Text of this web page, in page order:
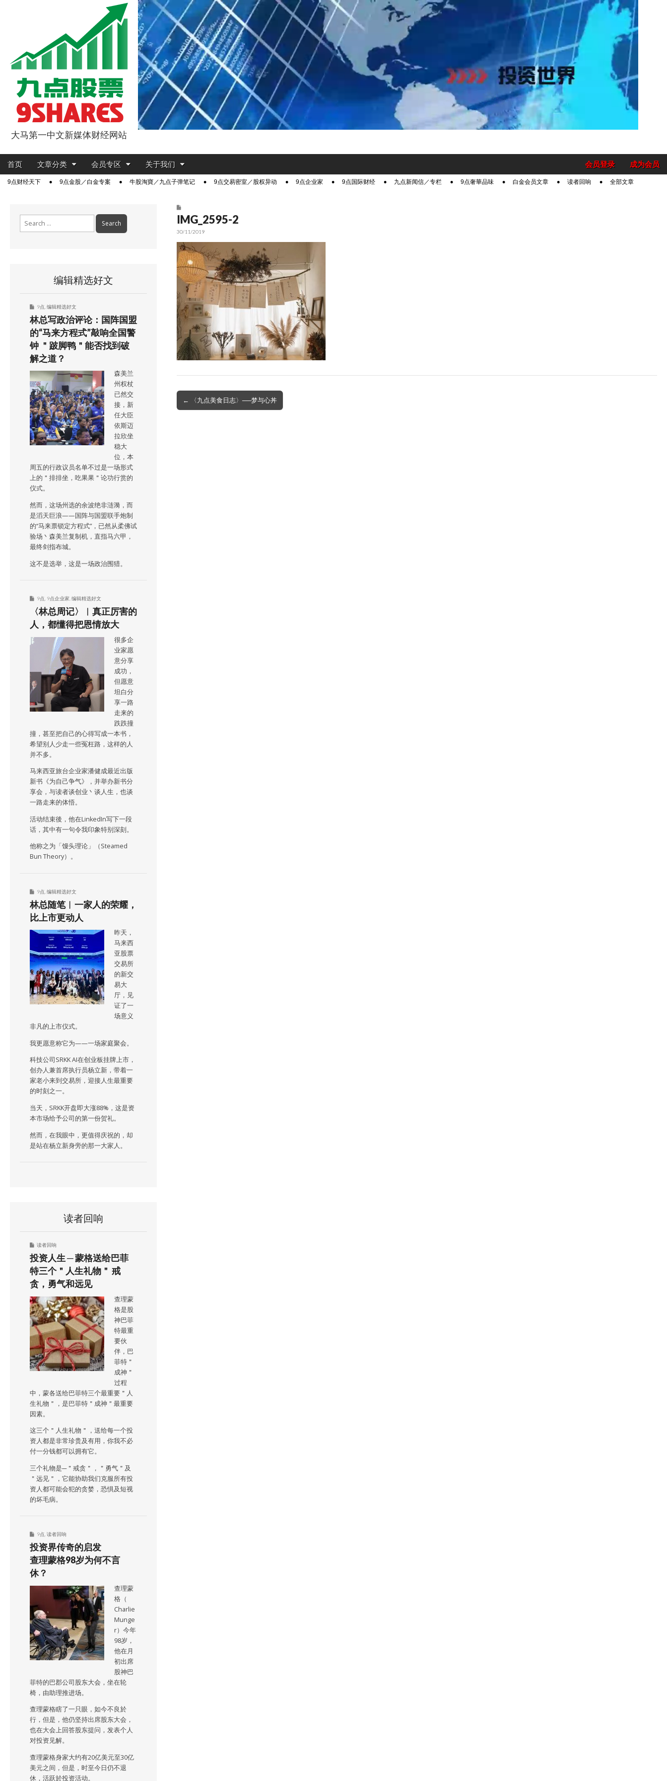
9点股票
大马第一中文新媒体财经网站
Main
Skip
content
首页 文章分类 会员专区 关于我们 成为会员
会员登录
Sub9点财经天下 9点金股／白金专案 牛股淘寶／九点子弹笔记 9点交易密室／股权异动 9点企业家 9点国际财经 九点新闻信／专栏 9点奢華品味 白金会员文章 读者回响 全部文章
IMG_2595-2
30/11/2019
navigation
← 〈九点美食日志〉──梦与心丼
编辑精选好文
9点 编辑精选好文
林总写政治评论：国阵国盟
的“马来方程式”敲响全国警
钟 ＂跛脚鸭＂能否找到破
解之道？
森美兰
州权杖
已然交
接，新
任大臣
依斯迈
拉欣坐
稳大
位，本
周五的行政议员名单不过是一场形式
上的＂排排坐，吃果果＂论功行赏的
仪式。
然而，这场州选的余波绝非涟漪，而
是滔天巨浪——国阵与国盟联手炮制
的“马来票锁定方程式”，已然从柔佛试
验场丶森美兰复制机，直指马六甲，
最终剑指布城。
这不是选举，这是一场政治围猎。
9点 9点企业家 编辑精选好文
〈林总周记〉︱真正厉害的
人，都懂得把恩情放大
很多企
业家愿
意分享
成功，
但愿意
坦白分
享一路
走来的
跌跌撞
撞，甚至把自己的心得写成一本书，
希望别人少走一些冤枉路，这样的人
并不多。
马来西亚旅台企业家潘健成最近出版
新书《为自己争气》，并举办新书分
享会，与读者谈创业丶谈人生，也谈
一路走来的体悟。
活动结束後，他在LinkedIn写下一段
话，其中有一句令我印象特别深刻。
他称之为「馒头理论」（Steamed
Bun Theory）。
9点 编辑精选好文
林总随笔︱一家人的荣耀，
比上市更动人
昨天，
马来西
亚股票
交易所
的新交
易大
厅，见
证了一
场意义
非凡的上市仪式。
我更愿意称它为——一场家庭聚会。
科技公司SRKK AI在创业板挂牌上市，
创办人兼首席执行员杨立新，带着一
家老小来到交易所，迎接人生最重要
的时刻之一。
当天，SRKK开盘即大涨88%，这是资
本市场给予公司的第一份贺礼。
然而，在我眼中，更值得庆祝的，却
是站在杨立新身旁的那一大家人。
读者回响
读者回响
投资人生 ─ 蒙格送给巴菲
特三个＂人生礼物＂ 戒
贪，勇气和远见
查理蒙
格是股
神巴菲
特最重
要伙
伴，巴
菲特＂
成神＂
过程
中，蒙各送给巴菲特三个最重要＂人
生礼物＂，是巴菲特＂成神＂最重要
因素。
这三个＂人生礼物＂，送给每一个投
资人都是非常珍贵及有用，你我不必
付一分钱都可以拥有它。
三个礼物是─＂戒贪＂，＂勇气＂及
＂远见＂，它能协助我们克服所有投
资人都可能会犯的贪婪，恐惧及短视
的坏毛病。
9点 读者回响
投资界传奇的启发
查理蒙格98岁为何不言
休？
查理蒙
格（
Charlie
Munge
r）今年
98岁，
他在月
初出席
股神巴
菲特的巴郡公司股东大会，坐在轮
椅，由助理推进场。
查理蒙格瞎了一只眼，如今不良於
行，但是，他仍坚持出席股东大会，
也在大会上回答股东提问，发表个人
对投资见解。
查理蒙格身家大约有20亿美元至30亿
美元之间，但是，时至今日仍不退
休，活跃於投资活动。